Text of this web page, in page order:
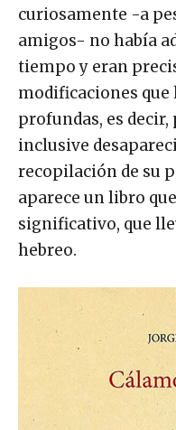
curiosamente -a
amigos- no había
tiempo y eran
modificaciones que
profundas, es
inclusive
recopilación de su
aparece un libro
significativo, que
hebreo.